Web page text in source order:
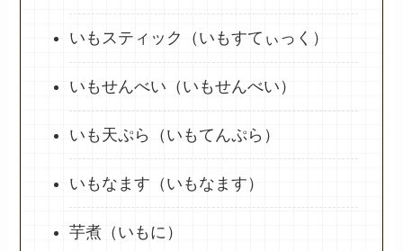
いもスティック（いもすてぃっく）
いもせんべい（いもせんべい）
いも天ぷら（いもてんぷら）
いもなます（いもなます）
芋煮（いもに）